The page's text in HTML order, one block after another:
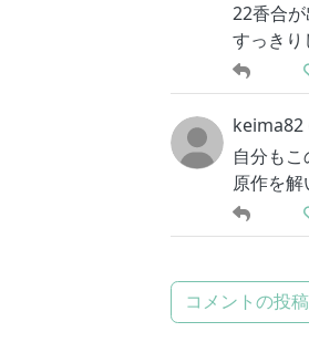
22香合が
すっきり
keima82
自分も
原作を
コメントの投稿